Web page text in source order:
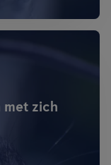
met zich